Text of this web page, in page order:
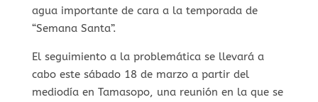
agua importante de cara a la temporada de
“Semana Santa”.
El seguimiento a la problemática se llevará a
cabo este sábado 18 de marzo a partir del
mediodía en Tamasopo, una reunión en la que se